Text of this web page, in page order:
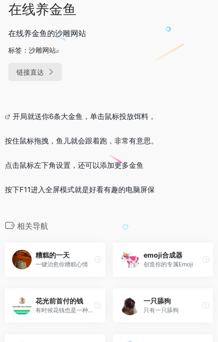
在线养金鱼
在线养金鱼的沙雕网站
标签： 沙雕网站
链接直达
开局就送你6条大金鱼，单击鼠标投放饵料，
按住鼠标拖拽，鱼儿就会跟着跑，非常有意思。
点击鼠标左下角设置，还可以添加更多金鱼
按下F11进入全屏模式就是好看有趣的电脑屏保
相关导航
糟糕的一天
一键治愈你糟糕心情
emoji合成器
创造你的专属Emoji
花光前首付的钱
有时候花钱也是一种烦恼
一只舔狗
只有一只舔狗